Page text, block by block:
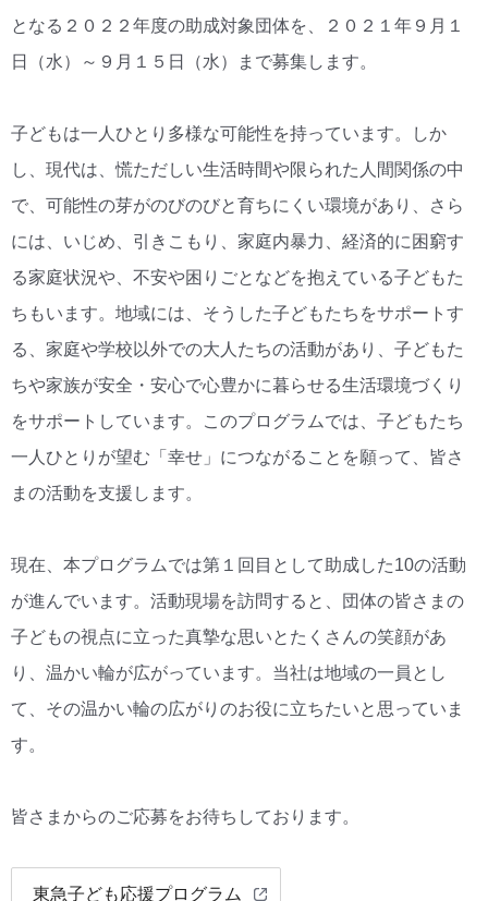
となる２０２２年度の助成対象団体を、２０２１年９月１
日（水）～９月１５日（水）まで募集します。
子どもは一人ひとり多様な可能性を持っています。しか
し、現代は、慌ただしい生活時間や限られた人間関係の中
で、可能性の芽がのびのびと育ちにくい環境があり、さら
には、いじめ、引きこもり、家庭内暴力、経済的に困窮す
る家庭状況や、不安や困りごとなどを抱えている子どもた
ちもいます。地域には、そうした子どもたちをサポートす
る、家庭や学校以外での大人たちの活動があり、子どもた
ちや家族が安全・安心で心豊かに暮らせる生活環境づくり
をサポートしています。このプログラムでは、子どもたち
一人ひとりが望む「幸せ」につながることを願って、皆さ
まの活動を支援します。
現在、本プログラムでは第１回目として助成した10の活動
が進んでいます。活動現場を訪問すると、団体の皆さまの
子どもの視点に立った真摯な思いとたくさんの笑顔があ
り、温かい輪が広がっています。当社は地域の一員とし
て、その温かい輪の広がりのお役に立ちたいと思っていま
す。
皆さまからのご応募をお待ちしております。
東急子ども応援プログラム